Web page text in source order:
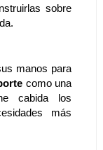
sobre
manos para
como una
cabida los
más